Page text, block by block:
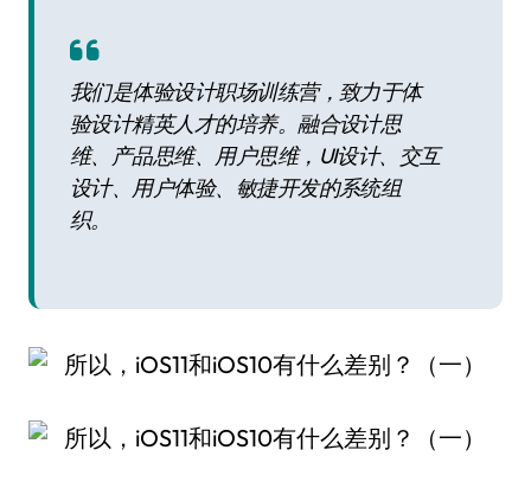
我们是体验设计职场训练营，致力于体
验设计精英人才的培养。融合设计思
维、产品思维、用户思维，UI设计、交互
设计、用户体验、敏捷开发的系统组
织。